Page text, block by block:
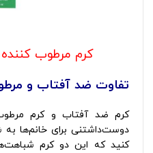
کرم مرطوب
تفاوت ضد آفتاب و
کرم ضد آفتاب و کرم
دوست‌داشتنی برای خانم‌ها به
کنید که این دو کرم